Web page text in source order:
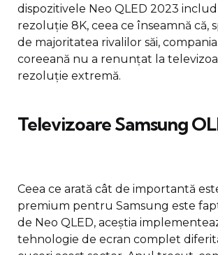
dispozitivele Neo QLED 2023
rezoluție 8K, ceea ce înseamnă că,
de majoritatea rivalilor săi,
coreeană nu a renunțat la
rezoluție extremă.
Televizoare Samsung
Ceea ce arată cât de importantă
premium pentru Samsung este
de Neo QLED, aceștia
tehnologie de ecran complet